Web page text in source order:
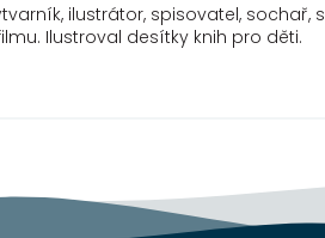
ilustrátor, spisovatel,
Ilustroval desítky knih pro děti.